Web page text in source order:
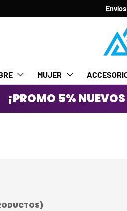
MUJER
¡PROMO 5%